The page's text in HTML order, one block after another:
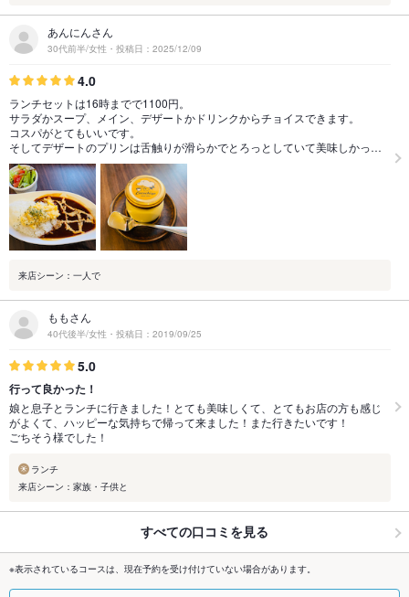
あんにんさん
30代前半/女性・投稿日：2025/12/09
4.0
ランチセットは16時までで1100円。
サラダかスープ、メイン、デザートかドリンクからチョイスできます。
コスパがとてもいいです。
そしてデザートのプリンは舌触りが滑らかでとろっとしていて美味しかっ…
来店シーン：一人で
ももさん
40代後半/女性・投稿日：2019/09/25
5.0
行って良かった！
娘と息子とランチに行きました！とても美味しくて、とてもお店の方も感じ
がよくて、ハッピーな気持ちで帰って来ました！また行きたいです！
ごちそう様でした！
ランチ
来店シーン：家族・子供と
すべての口コミを見る
※表示されているコースは、現在予約を受け付けていない場合があります。